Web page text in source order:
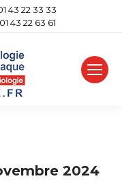
43 22 33 33
43 22 63 61
2024